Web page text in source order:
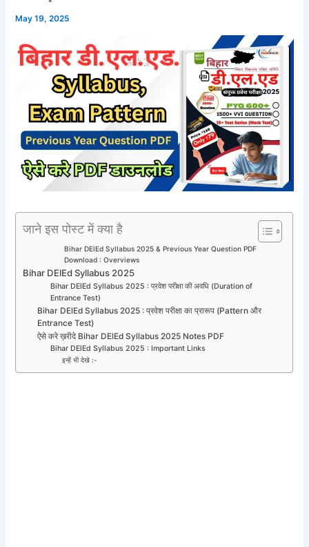
May 19, 2025
जाने इस पोस्ट में क्या है
Bihar DElEd Syllabus 2025 & Previous Year Question PDF
Download : Overviews
Bihar DElEd Syllabus 2025
Bihar DElEd Syllabus 2025 : प्रवेश परीक्षा की अवधि (Duration of
Entrance Test)
Bihar DElEd Syllabus 2025 : प्रवेश परीक्षा का प्रारूप (Pattern और
Entrance Test)
ऐसे करे ख़रीदे Bihar DElEd Syllabus 2025 Notes PDF
Bihar DElEd Syllabus 2025 : Important Links
इन्हें भी देखे :-